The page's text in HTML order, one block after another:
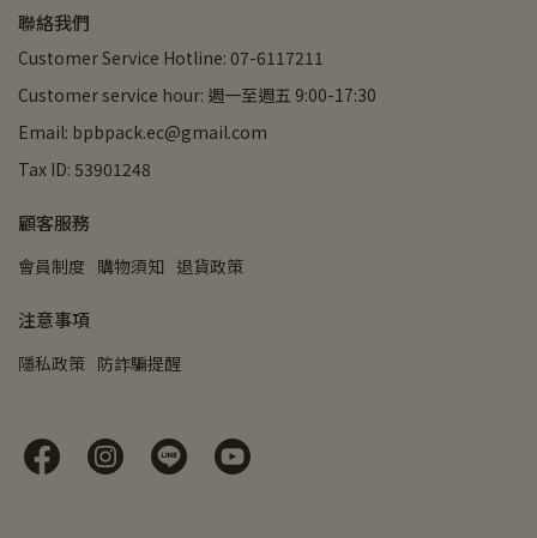
聯絡我們
Customer Service Hotline: 07-6117211
Customer service hour: 週一至週五 9:00-17:30
Email: bpbpack.ec@gmail.com
Tax ID: 53901248
顧客服務
會員制度 購物須知 退貨政策
注意事項
隱私政策 防詐騙提醒